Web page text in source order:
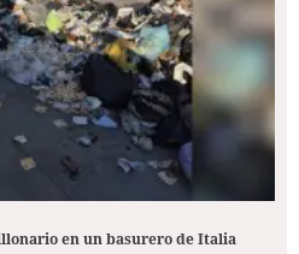
en un basurero de Italia